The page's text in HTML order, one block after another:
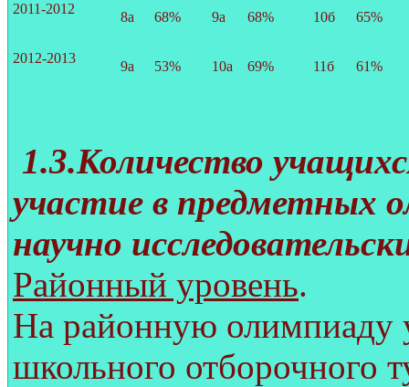
2011-2012
8а 68% 9а 68% 10б 65%
2012-2013
9а 53% 10а 69% 11б 61%
1.3.Количество
участие в предметных
научно
Районный уровень.
На районную олимпиаду
школьного отборочного